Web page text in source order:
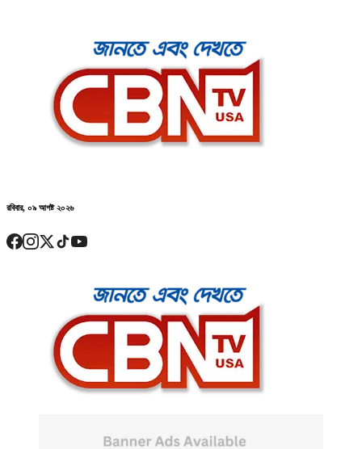
রবিবার, ০৯ আগষ্ট ২০২৬